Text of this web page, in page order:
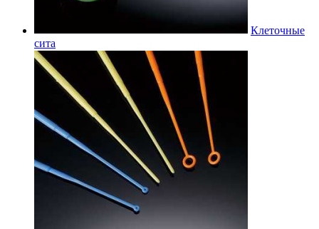
Клеточные
сита